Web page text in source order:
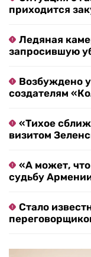
приходится
Ледяная
запросившую
Возбуждено
создателям
«Тихое
визитом
«А может,
судьбу
Стало